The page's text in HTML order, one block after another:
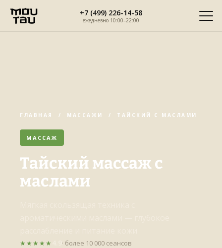
Перейти
+7 (499) 226-14-58
ежедневно 10:00–22:00
ГЛАВНАЯ / МАССАЖИ / ТАЙСКИЙ С МАСЛАМИ
МАССАЖ
Тайский массаж с
маслами
★★★★★ · более 10 000 сеансов